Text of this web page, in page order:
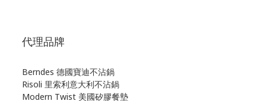
代理品牌
Berndes 德國寶迪不沾鍋
Risoli 里索利意大利不沾鍋
Modern Twist 美國矽膠餐墊